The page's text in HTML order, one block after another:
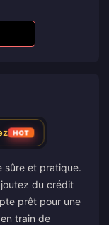
HOT
sûre et pratique.
du crédit
prêt pour une
train de